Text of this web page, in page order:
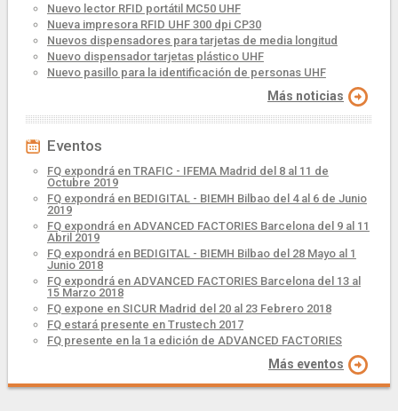
Nuevo lector RFID portátil MC50 UHF
Nueva impresora RFID UHF 300 dpi CP30
Nuevos dispensadores para tarjetas de media longitud
Nuevo dispensador tarjetas plástico UHF
Nuevo pasillo para la identificación de personas UHF
Más noticias
Eventos
FQ expondrá en TRAFIC - IFEMA Madrid del 8 al 11 de
Octubre 2019
FQ expondrá en BEDIGITAL - BIEMH Bilbao del 4 al 6 de Junio
2019
FQ expondrá en ADVANCED FACTORIES Barcelona del 9 al 11
Abril 2019
FQ expondrá en BEDIGITAL - BIEMH Bilbao del 28 Mayo al 1
Junio 2018
FQ expondrá en ADVANCED FACTORIES Barcelona del 13 al
15 Marzo 2018
FQ expone en SICUR Madrid del 20 al 23 Febrero 2018
FQ estará presente en Trustech 2017
FQ presente en la 1a edición de ADVANCED FACTORIES
Más eventos